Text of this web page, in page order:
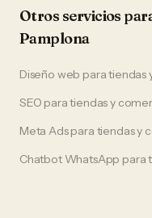
Otros servicios
Pamplona
Diseño web paratiendas
SEO paratiendas y
Meta Adspara tiendas y
Chatbot WhatsApp para